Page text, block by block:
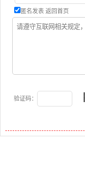
匿名发表 返回首页
验证码：